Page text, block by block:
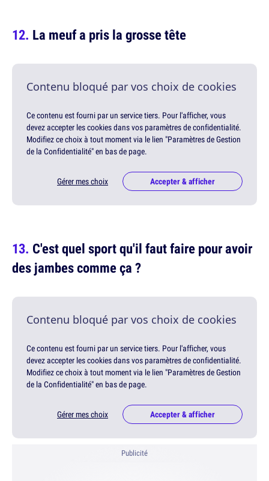
La meuf a pris la grosse tête
Contenu bloqué par vos choix de cookies
Ce contenu est fourni par un service tiers. Pour l'afficher, vous
devez accepter les cookies dans vos paramètres de confidentialité.
Modifiez ce choix à tout moment via le lien "Paramètres de Gestion
de la Confidentialité" en bas de page.
Gérer mes choix Accepter & afficher
C'est quel sport qu'il faut faire pour avoir
des jambes comme ça ?
Contenu bloqué par vos choix de cookies
Ce contenu est fourni par un service tiers. Pour l'afficher, vous
devez accepter les cookies dans vos paramètres de confidentialité.
Modifiez ce choix à tout moment via le lien "Paramètres de Gestion
de la Confidentialité" en bas de page.
Gérer mes choix Accepter & afficher
Publicité